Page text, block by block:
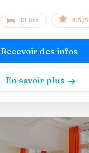
81 lits 4.5/5
Recevoir des infos
En savoir plus